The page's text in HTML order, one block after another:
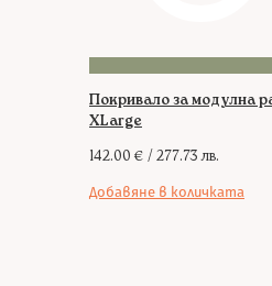
Покривало за модулна
XLarge
142.00 € / 277.73 лв.
Добавяне в количката